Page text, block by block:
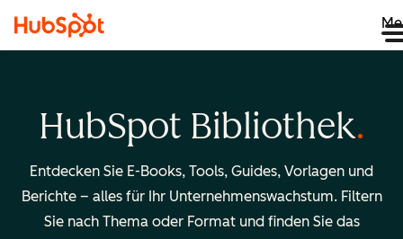
HubSpot Bibliothek
Entdecken Sie E-Books, Tools, Guides, Vorlagen und
Berichte – alles für Ihr Unternehmenswachstum. Filtern
Sie nach Thema oder Format und finden Sie das